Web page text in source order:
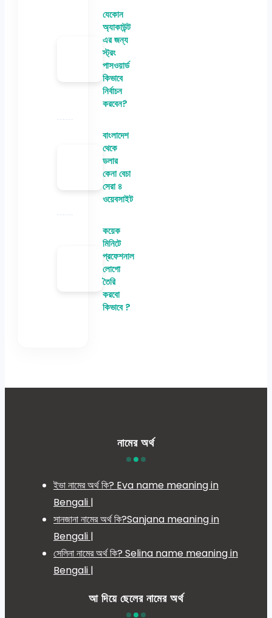
যেকোন
অ্যাকাউন্ট
এর জন্য
স্ট্রং
পাসওয়ার্ড
কিভাবে
নির্বাচন
করবেন?
বাংলাদেশ
থেকে
ডলার
কেনা বেচা
সেরা ৪
ওয়েবসাইট
কয়েক
মিনিটে
প্রফেশনাল
লোগো
তৈরি
করবো
কিভাবে ?
নামের অর্থ
ইভা নামের অর্থ কি? Eva name meaning in
Bengali |
সানজানা নামের অর্থ কি?Sanjana meaning in
Bengali |
সেলিনা নামের অর্থ কি? Selina name meaning in
Bengali |
আ দিয়ে ছেলের নামের অর্থ